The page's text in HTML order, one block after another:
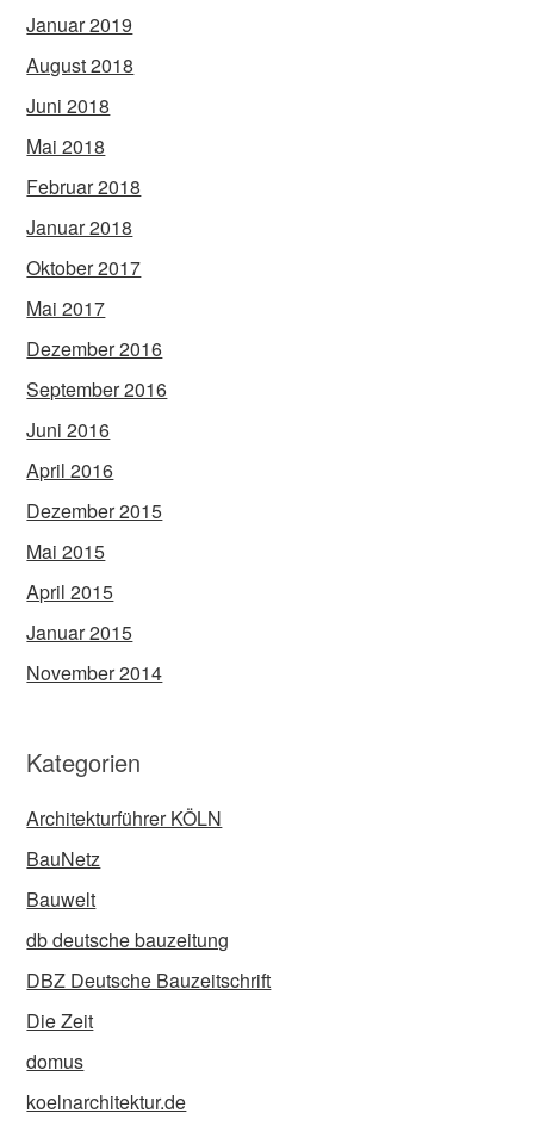
Januar 2019
August 2018
Juni 2018
Mai 2018
Februar 2018
Januar 2018
Oktober 2017
Mai 2017
Dezember 2016
September 2016
Juni 2016
April 2016
Dezember 2015
Mai 2015
April 2015
Januar 2015
November 2014
Kategorien
Architekturführer KÖLN
BauNetz
Bauwelt
db deutsche bauzeitung
DBZ Deutsche Bauzeitschrift
Die Zeit
domus
koelnarchitektur.de